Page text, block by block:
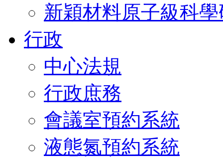
新穎材料原子級科
行政
中心法規
行政庶務
會議室預約系統
液態氮預約系統